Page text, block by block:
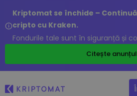
Kriptomat se închide –
cripto cu Kraken.
Fondurile tale sunt în siguranță și
Citește anunțul